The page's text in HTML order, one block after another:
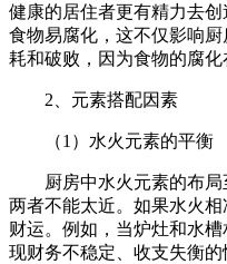
健康的居住者更有精力去
食物易腐化，这不仅影响
耗和破败，因为食物的腐化
2、元素搭配因素
（1）水火元素的平衡
厨房中水火元素的布
两者不能太近。如果水火
财运。例如，当炉灶和水
现财务不稳定、收支失衡